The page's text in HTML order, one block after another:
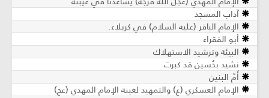
آداب المسجد
الإمام الباقر (عليه السلام) في كربلاء.
أبو الفقراء
البيئة وترشيد الاستهلاك
نشيد بحُسين قد كبرت
أُمّ البنين
الإمام العسكري (ع) والتمهيد لغيبة الإمام المهدي (عج)